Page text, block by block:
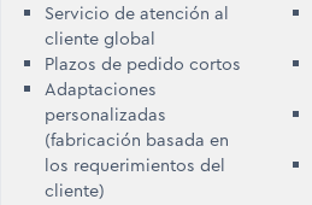
Servicio de atención al
cliente global
Plazos de pedido cortos
Adaptaciones
personalizadas
(fabricación basada en
los requerimientos del
cliente)